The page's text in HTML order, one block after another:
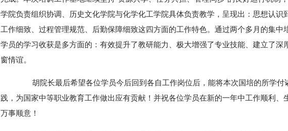
学院负责组织协调、历史文化学院与化学化工学院具体负责教学，呈现出：思想认识
工作细致、过程管理规范、后勤保障细致这四方面的工作特色。通过两个多月的集中
学员的学习收获是多方面的：有效提升了教研能力、极大增强了专业技能、建立了深
窗情谊。
胡院长最后希望各位学员今后回到各自工作岗位后，能将本次国培的所学付
践，为国家中等职业教育工作做出应有贡献！并祝各位学员在新的一年中工作顺利、
万事顺意！